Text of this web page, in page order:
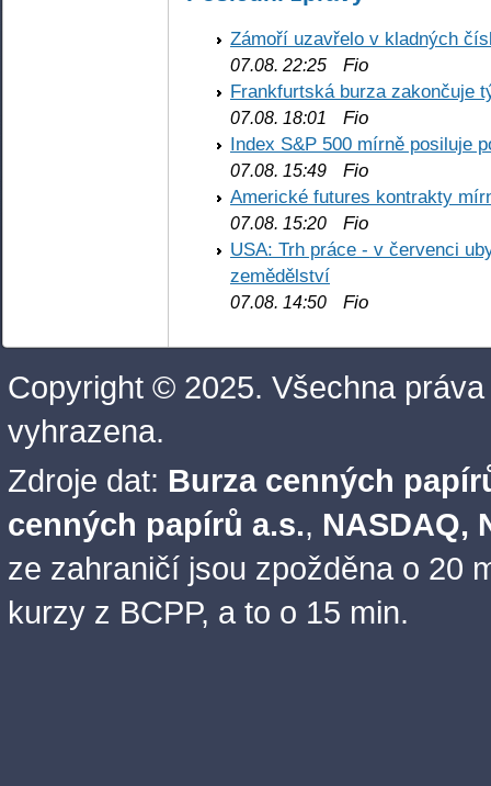
Zámoří uzavřelo v kladných
07.08. 22:25 Fio
Frankfurtská burza zakončuje
07.08. 18:01
Fio
Index S&P 500 mírně posiluje
07.08. 15:49 Fio
Americké futures kontrakty
07.08. 15:20 Fio
USA: Trh práce - v červenci
zemědělství
07.08. 14:50 Fio
Copyright © 2025. Všechna práva
vyhrazena.
Zdroje dat: Burza cenných
cenných papírů a.s., NASDAQ,
ze zahraničí jsou zpožděna o 20
kurzy z BCPP, a to o 15 min.